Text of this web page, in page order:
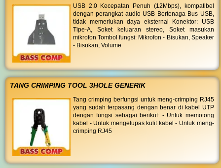
USB 2.0 Kecepatan Penuh (12Mbps), kompatibel
dengan perangkat audio USB Bertenaga Bus USB,
tidak memerlukan daya eksternal Konektor: USB
Tipe-A, Soket keluaran stereo, Soket masukan
mikrofon Tombol fungsi: Mikrofon - Bisukan, Speaker
- Bisukan, Volume
TANG CRIMPING TOOL 3HOLE GENERIK
Tang crimping berfungsi untuk meng-crimping RJ45
yang sudah terpasang dengan benar di kabel UTP
dengan fungsi sebagai berikut: - Untuk memotong
kabel - Untuk mengelupas kulit kabel - Untuk meng-
crimping RJ45